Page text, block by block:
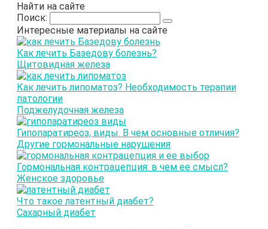
Найти на сайте
Поиск:
Интересные материалы на сайте
Как лечить Базедову болезнь?
Щитовидная железа
Как лечить липоматоз? Необходимость терапии
патологии
Поджелудочная железа
Гипопаратиреоз, виды. В чем основные отличия?
Другие гормональные нарушения
Гормональная контрацепция: в чем ее смысл?
Женское здоровье
Что такое латентный диабет?
Сахарный диабет